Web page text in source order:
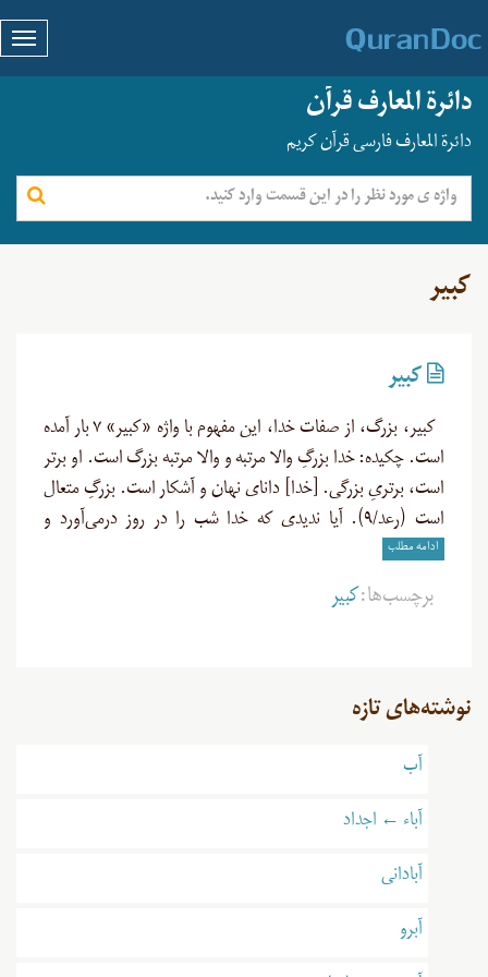
دائرة المعارف قرآن
دائرة المعارف فارسی قرآن کریم
کبیر
کبیر
کبیر، بزرگ، از صفات خدا، این مفهوم با واژه «کبیر» ۷ بار آمده
است. چکیده: خدا بزرگِ والا مرتبه و والا مرتبه بزرگ است. او برتر
است، برتریِ بزرگی. [خدا] دانای نهان و آشکار است. بزرگِ متعال
است (رعد/۹). آیا ندیدی که خدا شب را در روز درمی‌آورد و
ادامه مطلب
برچسب‌ها: کبیر
نوشته‌های تازه
آب
آباء ← اجداد
آبادانی
آبرو